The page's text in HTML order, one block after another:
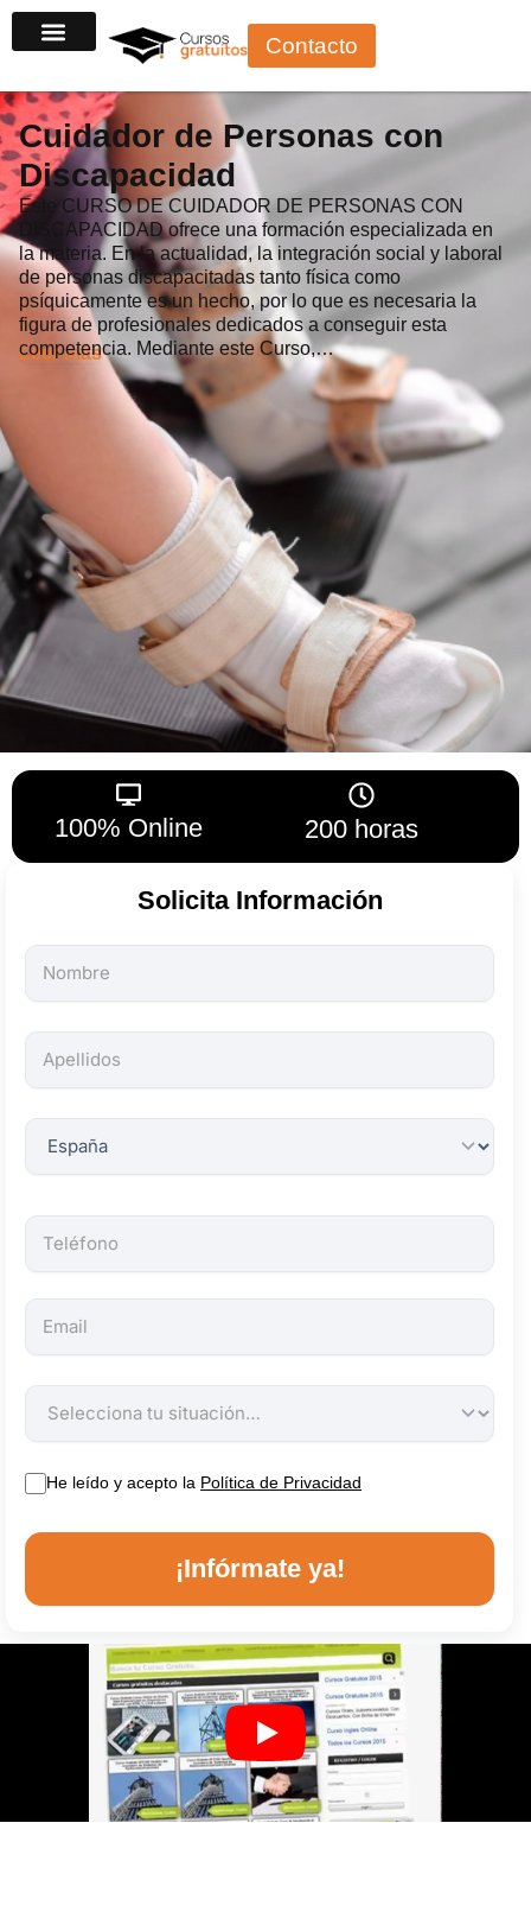
al
Contacto
Cuidador de Personas con
Discapacidad
Este CURSO DE CUIDADOR DE PERSONAS CON
DISCAPACIDAD ofrece una formación especializada en
la materia. En la actualidad, la integración social y laboral
de personas discapacitadas tanto física como
psíquicamente es un hecho, por lo que es necesaria la
figura de profesionales dedicados a conseguir esta
competencia. Mediante este Curso,…
Leer más
100% Online 200 horas
Solicita Información
Todos
los
son
obligatorios.
He leído y acepto la Política de Privacidad
¡Infórmate ya!